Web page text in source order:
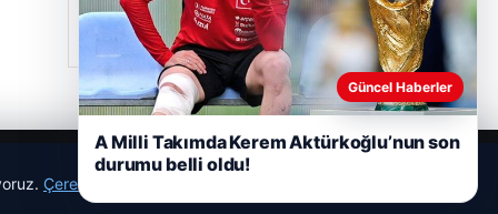
Çerez Politikamız
Güncel Haberler
A Milli Takımda Kerem Aktürkoğlu’nun son
durumu belli oldu!